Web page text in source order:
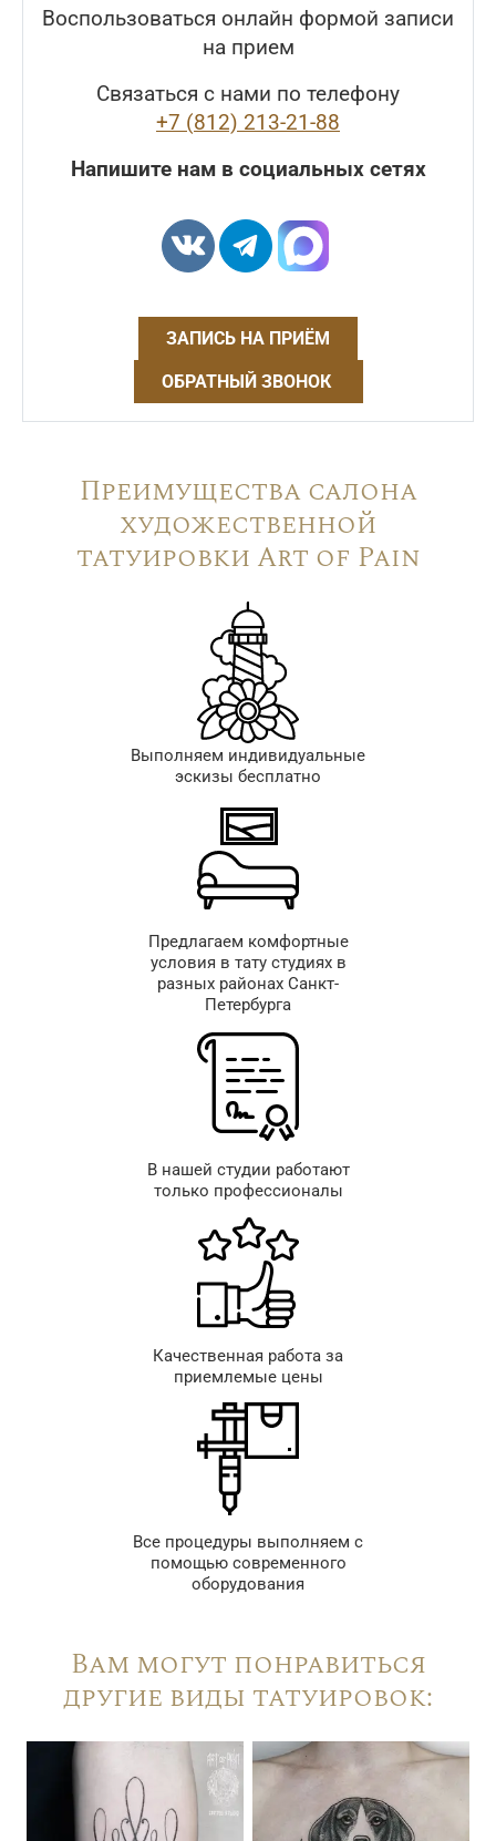
Воспользоваться онлайн формой записи
на прием
Связаться с нами по телефону
+7 (812) 213-21-88
Напишите нам в социальных сетях
ЗАПИСЬ НА ПРИЁМ
ОБРАТНЫЙ ЗВОНОК
Преимущества салона
художественной
татуировки Art of Pain
Выполняем индивидуальные
эскизы бесплатно
Предлагаем комфортные
условия в тату студиях в
разных районах Санкт-
Петербурга
В нашей студии работают
только профессионалы
Качественная работа за
приемлемые цены
Все процедуры выполняем с
помощью современного
оборудования
Вам могут понравиться
другие виды татуировок: